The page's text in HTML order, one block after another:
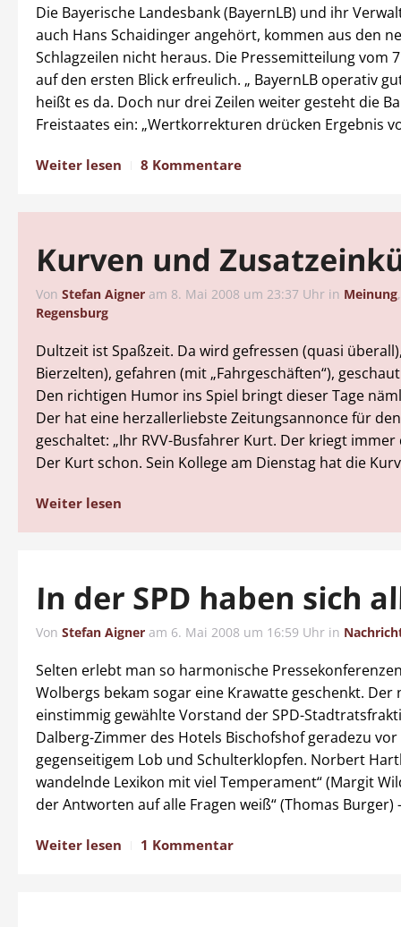
Die Bayerische Landesbank (BayernLB) und ihr
auch Hans Schaidinger angehört, kommen aus den
Schlagzeilen nicht heraus. Die Pressemitteilung vom
auf den ersten Blick erfreulich. „ BayernLB operativ
heißt es da. Doch nur drei Zeilen weiter gesteht die
Freistaates ein: „Wertkorrekturen drücken Ergebnis
Weiter lesen 8 Kommentare
Kurven und
Von Stefan Aigner am 8. Mai 2008 um 23:37 Uhr in Meinung
Regensburg
Dultzeit ist Spaßzeit. Da wird gefressen (quasi
Bierzelten), gefahren (mit „Fahrgeschäften“),
Den richtigen Humor ins Spiel bringt dieser Tage
Der hat eine herzallerliebste Zeitungsannonce für
geschaltet: „Ihr RVV-Busfahrer Kurt. Der kriegt immer
Der Kurt schon. Sein Kollege am Dienstag hat die
Weiter lesen
In der SPD haben sich
Von Stefan Aigner am 6. Mai 2008 um 16:59 Uhr in
Selten erlebt man so harmonische
Wolbergs bekam sogar eine Krawatte geschenkt. Der
einstimmig gewählte Vorstand der SPD-
Dalberg-Zimmer des Hotels Bischofshof geradezu
gegenseitigem Lob und Schulterklopfen. Norbert
wandelnde Lexikon mit viel Temperament“ (Margit
der Antworten auf alle Fragen weiß“ (Thomas Burger)
Weiter lesen 1 Kommentar